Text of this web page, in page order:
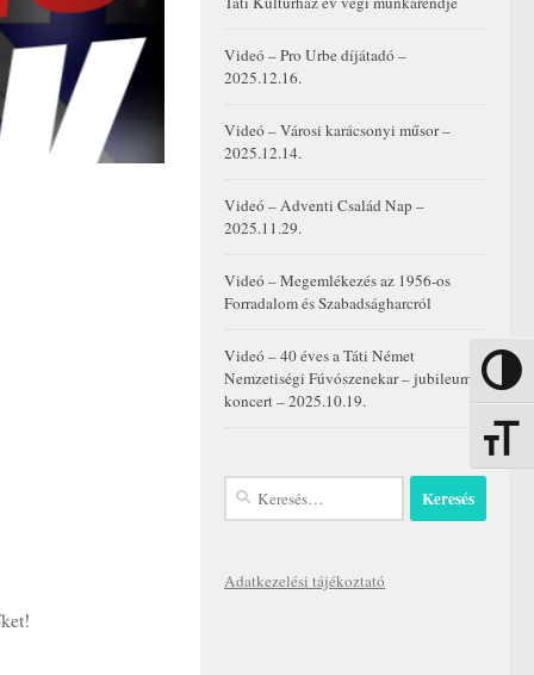
Nagy
Videó – Pro Urbe díjátadó –
2025.12.16.
Videó – Városi karácsonyi műsor –
2025.12.14.
Videó – Adventi Család Nap –
2025.11.29.
Videó – Megemlékezés az 1956-os
Forradalom és Szabadságharcról
Videó – 40 éves a Táti Német
Nemzetiségi Fúvószenekar – jubileumi
koncert – 2025.10.19.
Keresés:
Adatkezelési tájékoztató